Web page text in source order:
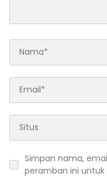
Simpan nama,
peramban ini